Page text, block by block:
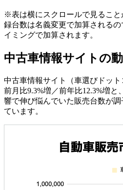
※表は横にスクロールで見るこ
録台数は名義変更で加算される
イミングで加算されます。
中古車情報サイトの動
中古車情報サイト（車選びドット
前月比9.3%増／前年比12.3%増
響で伸び悩んでいた販売台数が
ています。